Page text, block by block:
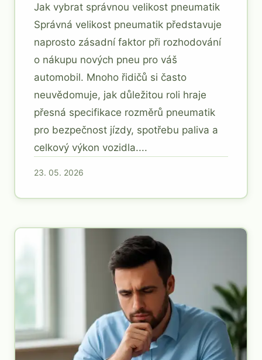
Jak vybrat správnou velikost pneumatik
Správná velikost pneumatik představuje
naprosto zásadní faktor při rozhodování
o nákupu nových pneu pro váš
automobil. Mnoho řidičů si často
neuvědomuje, jak důležitou roli hraje
přesná specifikace rozměrů pneumatik
pro bezpečnost jízdy, spotřebu paliva a
celkový výkon vozidla....
23. 05. 2026